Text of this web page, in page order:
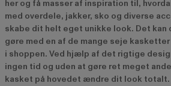
her og få masser af inspiration til,
med overdele, jakker, sko og diverse
skabe dit helt eget unikke look. Det kan
gøre med en af de mange seje
i shoppen. Ved hjælp af det rigtige
ingen tid og uden at gøre ret meget
kasket på hovedet ændre dit look totalt.